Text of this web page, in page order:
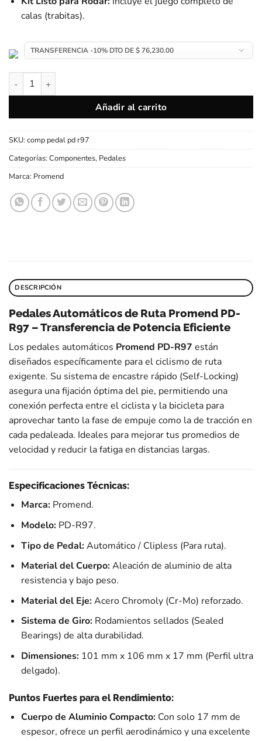
calas (trabitas).
Pedales Automáticos de Ruta Promend PD-R97 | Aluminio y
Añadir al carrito
SKU: comp pedal pd r97
Categorías: Componentes, Pedales
Marca: Promend
DESCRIPCIÓN
Pedales Automáticos de Ruta Promend PD-
R97 – Transferencia de Potencia Eficiente
Los pedales automáticos Promend PD-R97 están
diseñados específicamente para el ciclismo de ruta
exigente. Su sistema de encastre rápido (Self-Locking)
asegura una fijación óptima del pie, permitiendo una
conexión perfecta entre el ciclista y la bicicleta para
aprovechar tanto la fase de empuje como la de tracción en
cada pedaleada. Ideales para mejorar tus promedios de
velocidad y reducir la fatiga en distancias largas.
Especificaciones Técnicas:
Marca:Promend.
Modelo:PD-R97.
Tipo de Pedal:Automático / Clipless (Para ruta).
Material del Cuerpo:Aleación de aluminio de alta
resistencia y bajo peso.
Material del Eje:Acero Chromoly (Cr-Mo) reforzado.
Sistema de Giro:Rodamientos sellados (Sealed
Bearings) de alta durabilidad.
Dimensiones:101 mm x 106 mm x 17 mm (Perfil ultra
delgado).
Puntos Fuertes para el Rendimiento:
Cuerpo de Aluminio Compacto:Con solo 17 mm de
espesor, ofrece un perfil aerodinámico y una excelente